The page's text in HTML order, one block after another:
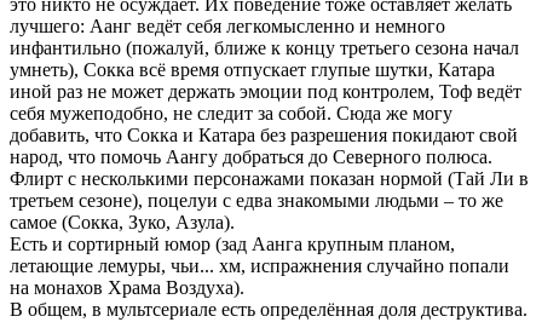
это никто не осуждает. Их поведение тоже оставляет желать
лучшего: Аанг ведёт себя легкомысленно и немного
инфантильно (пожалуй, ближе к концу третьего сезона начал
умнеть), Сокка всё время отпускает глупые шутки, Катара
иной раз не может держать эмоции под контролем, Тоф ведёт
себя мужеподобно, не следит за собой. Сюда же могу
добавить, что Сокка и Катара без разрешения покидают свой
народ, что помочь Аангу добраться до Северного полюса.
Флирт с несколькими персонажами показан нормой (Тай Ли в
третьем сезоне), поцелуи с едва знакомыми людьми – то же
самое (Сокка, Зуко, Азула).
Есть и сортирный юмор (зад Аанга крупным планом,
летающие лемуры, чьи... хм, испражнения случайно попали
на монахов Храма Воздуха).
В общем, в мультсериале есть определённая доля деструктива.